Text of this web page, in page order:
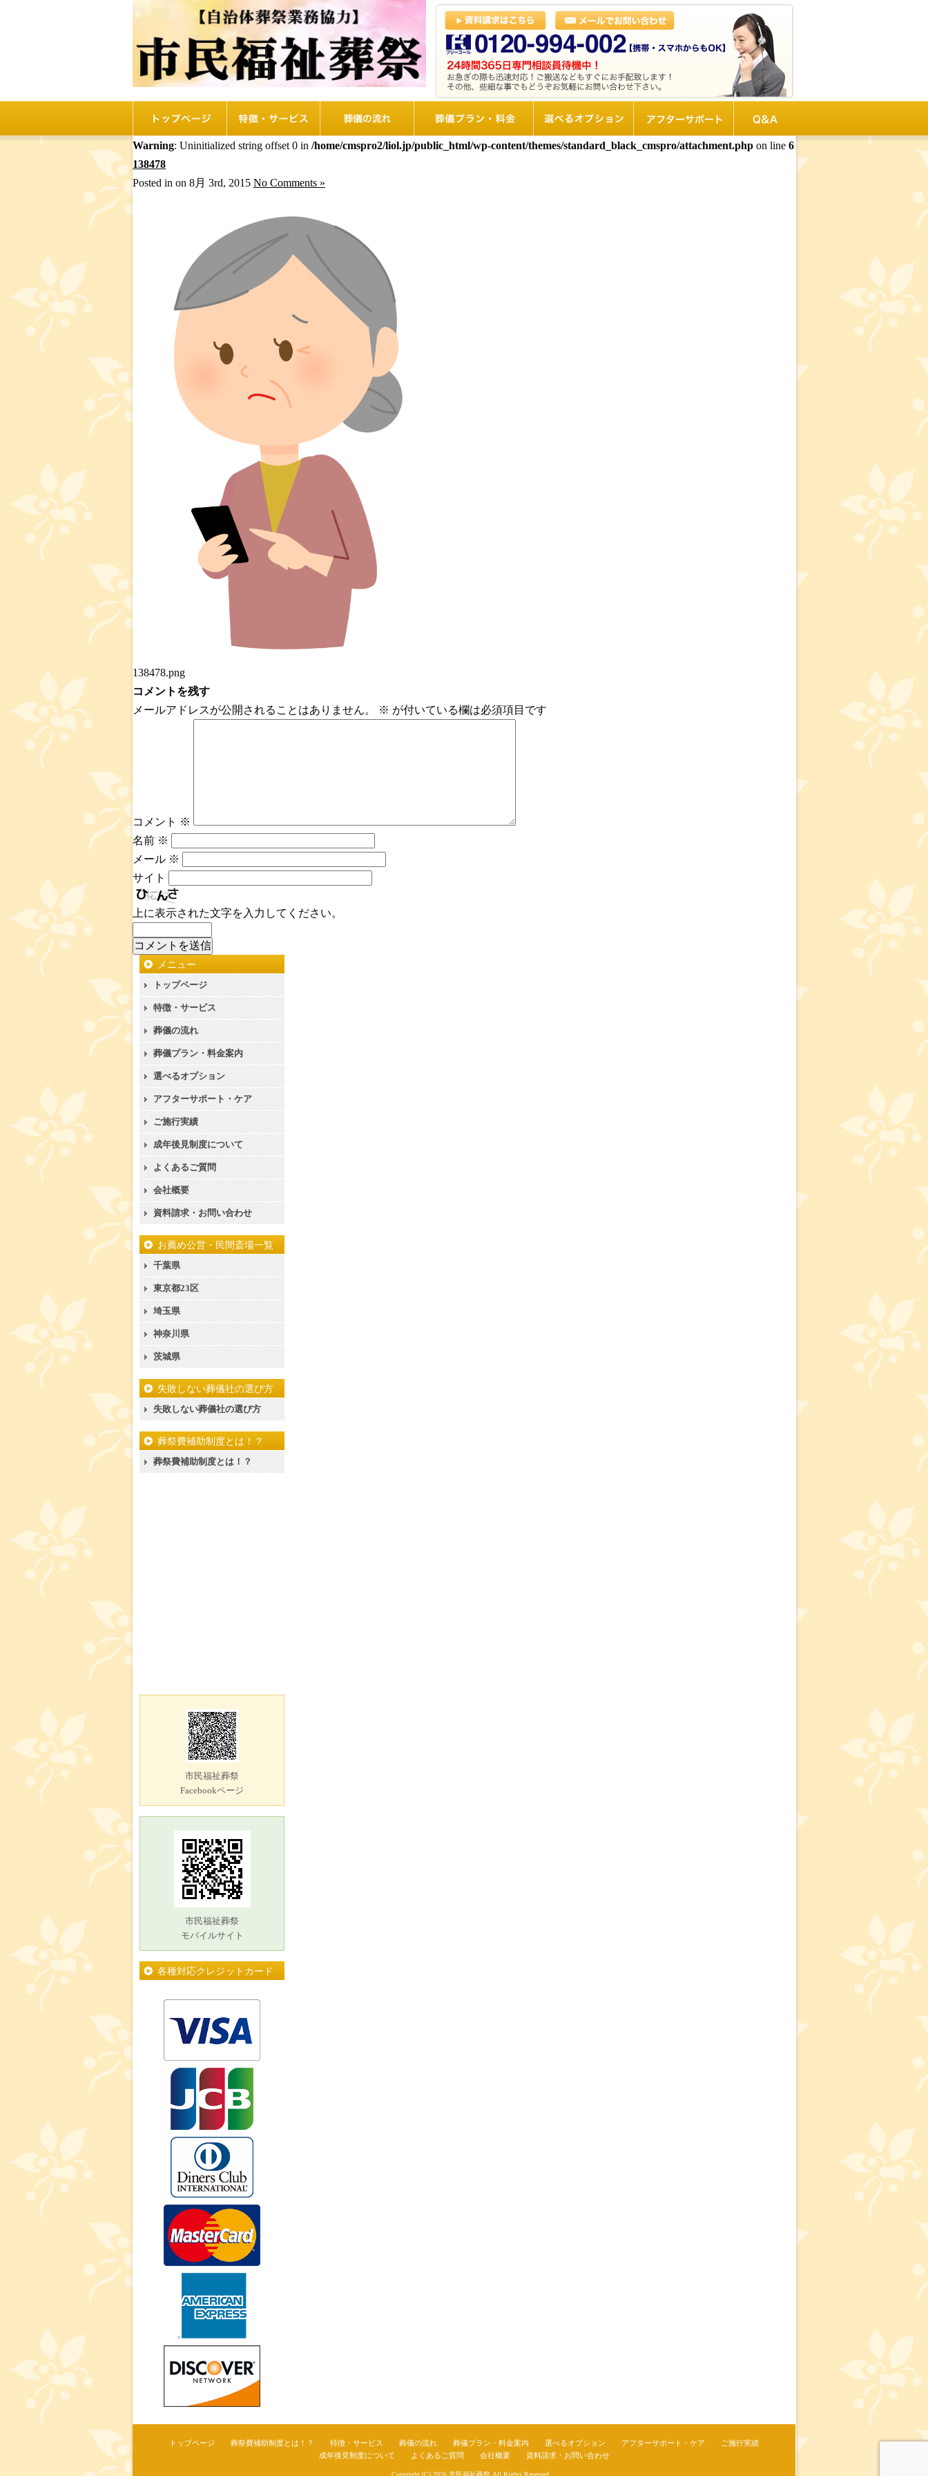
Warning: Uninitialized string offset 0 in /home/cmspro2/liol.jp/public_html/wp-content/themes/standard_black_cmspro/attachment.php on line 6
138478
Posted in on 8月 3rd, 2015 No Comments »
138478.png
コメントを残す
メールアドレスが公開されることはありません。
※ が付いている欄は必須項目です
コメント ※
名前 ※
メール ※
サイト
上に表示された文字を入力してください。
メニュー
トップページ
特徴・サービス
葬儀の流れ
葬儀プラン・料金案内
選べるオプション
アフターサポート・ケア
ご施行実績
成年後見制度について
よくあるご質問
会社概要
資料請求・お問い合わせ
お薦め公営・民間斎場一覧
千葉県
東京都23区
埼玉県
神奈川県
茨城県
失敗しない葬儀社の選び方
失敗しない葬儀社の選び方
葬祭費補助制度とは！？
葬祭費補助制度とは！？
市民福祉葬祭
Facebookページ
市民福祉葬祭
モバイルサイト
各種対応クレジットカード
トップページ 葬祭費補助制度とは！？ 特徴・サービス 葬儀の流れ 葬儀プラン・料金案内 選べるオプション アフターサポート・ケア
ご施行実績
成年後見制度について
よくあるご質問 会社概要 資料請求・お問い合わせ
Copyright (C) 2026 市民福祉葬祭All Rights Reserved.